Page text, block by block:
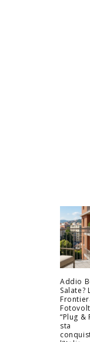
Addio
Salate?
“Plug &
sta